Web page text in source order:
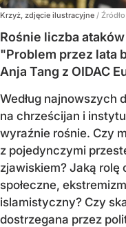
Krzyż, zdjęcie ilustracyjne /
Rośnie liczba
"Problem przez lata
Anja Tang z OIDAC
Według najnowszych
na chrześcijan i
wyraźnie rośnie. Czy
z pojedynczymi
zjawiskiem? Jaką rolę
społeczne,
islamistyczny? Czy
dostrzegana przez